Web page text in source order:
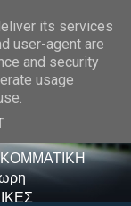
-
its services
user-agent are
and security
usage